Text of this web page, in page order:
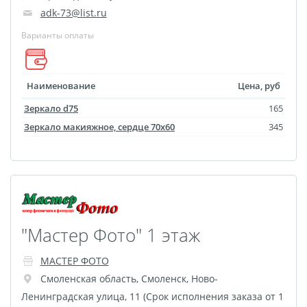
размеров
Портреты в стиле
Картины на холсте
мольбертом
Roll up
осн. УФ
Пресс-воллы
Флип-Флоп портрет
Фото на металле
Печать наклеек
Печать на ПВХ пластике
Фотопазл
adk-73@list.ru
Варианты оплаты
Наименование
Цена, руб
Зеркало d75
165
Зеркало макияжное, сердце 70x60
345
"Мастер Фото" 1 этаж
МАСТЕР ФОТО
Смоленская область, Смоленск, Ново-
Ленинградская улица, 11 (Срок исполнения заказа от 1